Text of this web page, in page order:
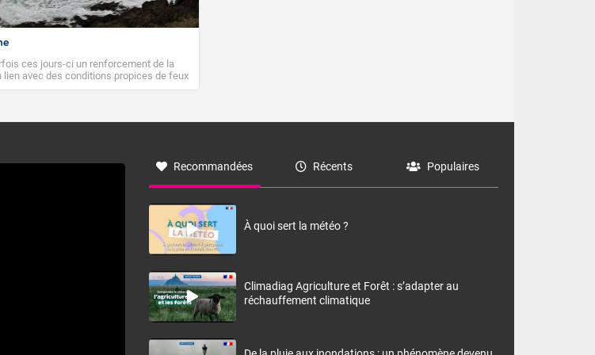
ces jours-ci un renforcement de la
lien avec des conditions propices de feux
ce que la tramontane ? Quelles sont
un secteur qui part du Roussillon à la
Recommandées Récents Populaires
À quoi sert la météo ?
Climadiag Agriculture et Forêt : s’adapter au
réchauffement climatique